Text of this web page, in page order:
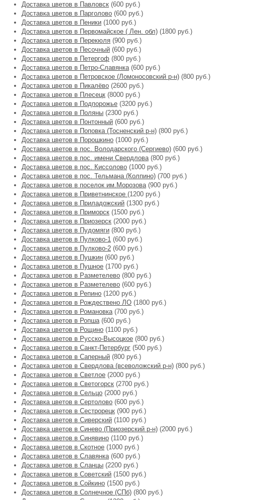
Доставка цветов в Павловск (600 руб.)
Доставка цветов в Парголово (600 руб.)
Доставка цветов в Пеники (1000 руб.)
Доставка цветов в Первомайское ( Лен. обл) (1800 руб.)
Доставка цветов в Перекюля (900 руб.)
Доставка цветов в Песочный (600 руб.)
Доставка цветов в Петергоф (800 руб.)
Доставка цветов в Петро-Славянка(600 руб.)
Доставка цветов в Петровское (Ломоносовский р-н) (800 руб.)
Доставка цветов в Пикалёво (2600 руб.)
Доставка цветов в Плесецк (8000 руб.)
Доставка цветов в Подпорожье (3200 руб.)
Доставка цветов в Поляны (2300 руб.)
Доставка цветов в Понтонный (600 руб.)
Доставка цветов в Поповка (Тосненский р-н) (800 руб.)
Доставка цветов в Порошкино (1000 руб.)
Доставка цветов в пос. Володарского (Сергиево) (600 руб.)
Доставка цветов в пос. имени Свердлова(800 руб.)
Доставка цветов в пос. Киссолово (1000 руб.)
Доставка цветов в пос. Тельмана (Колпино) (700 руб.)
Доставка цветов в поселок им.Морозова(900 руб.)
Доставка цветов в Приветнинское (1200 руб.)
Доставка цветов в Приладожский (1300 руб.)
Доставка цветов в Приморск (1500 руб.)
Доставка цветов в Приозерск (2000 руб.)
Доставка цветов в Пудомяги (800 руб.)
Доставка цветов в Пулково-1 (600 руб.)
Доставка цветов в Пулково-2 (600 руб.)
Доставка цветов в Пушкин (600 руб.)
Доставка цветов в Пушное (1700 руб.)
Доставка цветов в Разметелево (800 руб.)
Доставка цветов в Разметелево (600 руб.)
Доставка цветов в Репино (1200 руб.)
Доставка цветов в Рождествено ЛО (1800 руб.)
Доставка цветов в Романовка(700 руб.)
Доставка цветов в Ропша(600 руб.)
Доставка цветов в Рощино (1100 руб.)
Доставка цветов в Русско-Высоцкое (800 руб.)
Доставка цветов в Санкт-Петербург (500 руб.)
Доставка цветов в Саперный (800 руб.)
Доставка цветов в Свердлова (всеволожский р-н) (800 руб.)
Доставка цветов в Светлое (2000 руб.)
Доставка цветов в Светогорск (2700 руб.)
Доставка цветов в Сельцо (2000 руб.)
Доставка цветов в Сертолово (600 руб.)
Доставка цветов в Сестрорецк (900 руб.)
Доставка цветов в Сиверский (1100 руб.)
Доставка цветов в Синево (Приозерский р-н) (2000 руб.)
Доставка цветов в Синявино (1100 руб.)
Доставка цветов в Скотное (1000 руб.)
Доставка цветов в Славянка(600 руб.)
Доставка цветов в Сланцы (2200 руб.)
Доставка цветов в Советский (1500 руб.)
Доставка цветов в Сойкино (1500 руб.)
Доставка цветов в Солнечное (СПб) (800 руб.)